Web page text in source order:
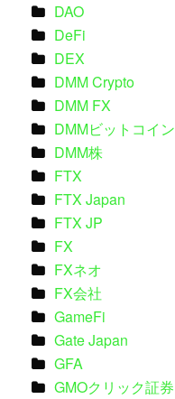
DAO
DeFi
DEX
DMM Crypto
DMM FX
DMMビットコイン
DMM株
FTX
FTX Japan
FTX JP
FX
FXネオ
FX会社
GameFi
Gate Japan
GFA
GMOクリック証券